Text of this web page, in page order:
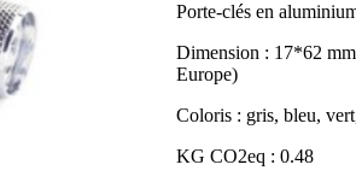
CLES
Porte-clés en
Dimension : 17*62
Europe)
Coloris : gris, bleu,
KG CO2eq : 0.48